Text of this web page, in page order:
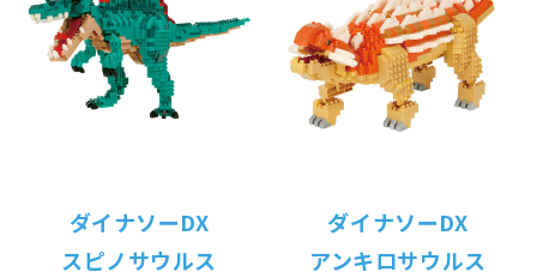
ダイナソーDX
スピノサウルス
ダイナソーDX
アンキロサウルス